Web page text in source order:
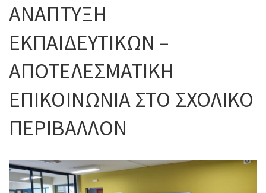
ΑΝΑΠΤΥΞΗ
ΕΚΠΑΙΔΕΥΤΙΚΩΝ –
ΑΠΟΤΕΛΕΣΜΑΤΙΚΗ
ΕΠΙΚΟΙΝΩΝΙΑ ΣΤΟ ΣΧΟΛΙΚΟ
ΠΕΡΙΒΑΛΛΟΝ